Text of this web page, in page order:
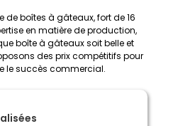
de boîtes à gâteaux, fort de 16
en matière de production,
boîte à gâteaux soit belle et
des prix compétitifs pour
le succès commercial.